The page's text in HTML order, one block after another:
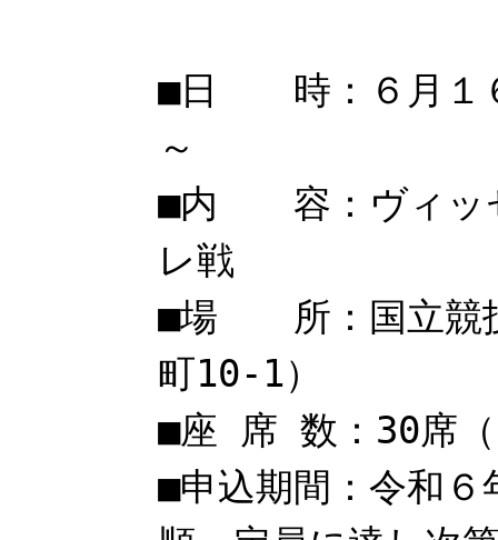
■日 時：６月１
～
■内 容：ヴィッ
レ戦
■場 所：国立競技
町10-1）
■座 席 数：30席
■申込期間：令和６